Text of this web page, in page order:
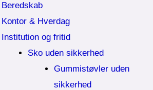
Beredskab
Kontor & Hverdag
Institution og fritid
Sko uden sikkerhed
Gummistøvler uden
sikkerhed